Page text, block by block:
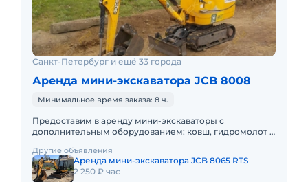
Санкт-Петербург и ещё 33 города
Аренда мини-экскаватора JCB 8008
Минимальное время заказа: 8 ч.
Предоставим в аренду мини-экскаваторы с
дополнительным оборудованием: ковш, гидромолот и
доставка эвакуатором о
Другие объявления
Аренда мини-экскаватора JCB 8065 RTS
2 250 ₽ час